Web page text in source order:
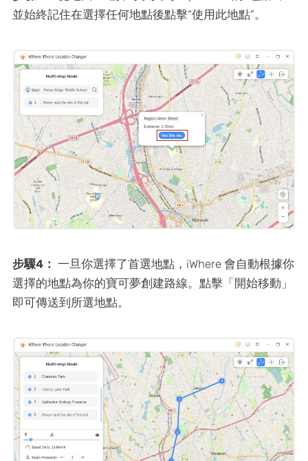
並始終記住在選擇任何地點後點擊“使用此地點”。
步驟4： 一旦你選擇了首選地點，iWhere 會自動根據你
選擇的地點為你的寶可夢創建路線。點擊「開始移動」
即可傳送到所選地點。